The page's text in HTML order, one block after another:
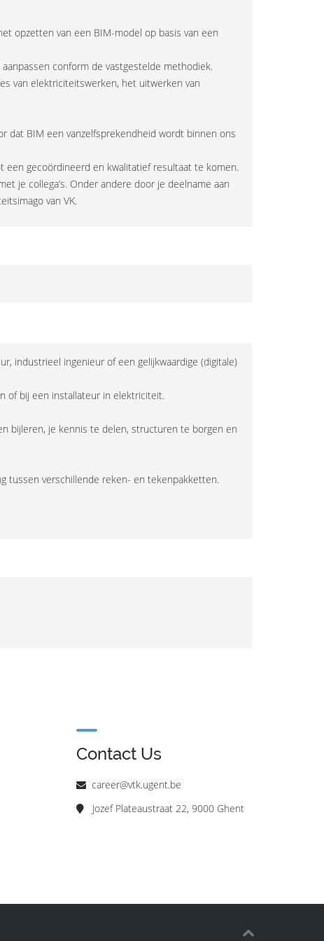
opzetten van een BIM-model op basis van een
conform de vastgestelde methodiek.
van elektriciteitswerken, het uitwerken van
dat BIM een vanzelfsprekendheid wordt binnen ons
een gecoördineerd en kwalitatief resultaat te komen.
je collega’s. Onder andere door je deelname aan
van VK.
industrieel ingenieur of een gelijkwaardige (digitale)
of bij een installateur in elektriciteit.
bijleren, je kennis te delen, structuren te borgen en
tussen verschillende reken- en tekenpakketten.
Contact Us
career@vtk.ugent.be
Jozef Plateaustraat 22, 9000 Ghent